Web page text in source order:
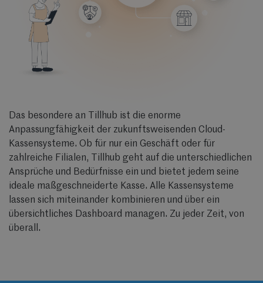
Das besondere an Tillhub ist die enorme
Anpassungfähigkeit der zukunftsweisenden Cloud-
Kassensysteme. Ob für nur ein Geschäft oder für
zahlreiche Filialen, Tillhub geht auf die unterschiedlichen
Ansprüche und Bedürfnisse ein und bietet jedem seine
ideale maßgeschneiderte Kasse. Alle Kassensysteme
lassen sich miteinander kombinieren und über ein
übersichtliches Dashboard managen. Zu jeder Zeit, von
überall.